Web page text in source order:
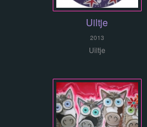
Uiltje
2013
Uiltje